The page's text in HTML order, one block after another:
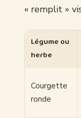
« remplit »
Légume ou
herbe
Courgette
ronde